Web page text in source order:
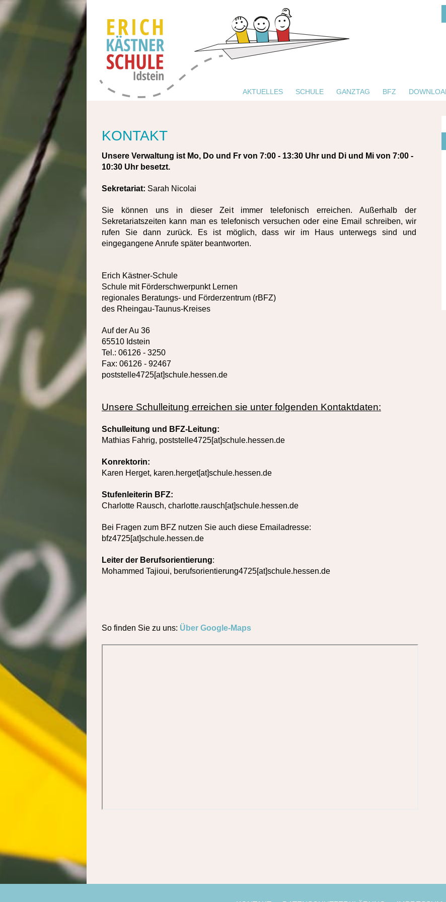
AKTUELLES SCHULE GANZTAG BFZ
KONTAKT
Unsere Verwaltung ist Mo, Do und Fr von 7:00 - 13:30 Uhr und Di und Mi von 7:00 -
10:30 Uhr besetzt.
Sekretariat: Sarah Nicolai
Sie können uns in dieser Zeit immer telefonisch erreichen. Außerhalb der
Sekretariatszeiten kann man es telefonisch versuchen oder eine Email schreiben, wir
rufen Sie dann zurück. Es ist möglich, dass wir im Haus unterwegs sind und
eingegangene Anrufe später beantworten.
Erich Kästner-Schule
Schule mit Förderschwerpunkt Lernen
regionales Beratungs- und Förderzentrum (rBFZ)
des Rheingau-Taunus-Kreises
Auf der Au 36
65510 Idstein
Tel.: 06126 - 3250
Fax: 06126 - 92467
poststelle4725[at]schule.hessen.de
Unsere Schulleitung erreichen sie unter folgenden Kontaktdaten:
Schulleitung und BFZ-Leitung:
Mathias Fahrig, poststelle4725[at]schule.hessen.de
Konrektorin:
Karen Herget, karen.herget[at]schule.hessen.de
Stufenleiterin BFZ:
Charlotte Rausch, charlotte.rausch[at]schule.hessen.de
Bei Fragen zum BFZ nutzen Sie auch diese Emailadresse:
bfz4725[at]schule.hessen.de
Leiter der Berufsorientierung:
Mohammed Tajioui, berufsorientierung4725[at]schule.hessen.de
So finden Sie zu uns: Über Google-Maps